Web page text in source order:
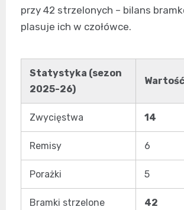
przy 42 strzelonych – bilans
plasuje ich w czołówce.
Statystyka (sezon
2025-26)
Wartość
Zwycięstwa 14
Remisy 6
Porażki 5
Bramki strzelone 42